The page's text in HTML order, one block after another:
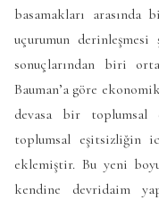
basamakları arasında
uçurumun
sonuçlarından biri orta
Bauman’a göre
devasa bir toplumsal
toplumsal eşitsizliğin
eklemiştir. Bu yeni
kendine devridaim